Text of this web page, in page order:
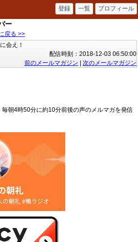
ー
戻る >>
会え！
配信時刻：2018-12-03 06:50:00
前のメールマガジン
次のメールマガジン
朝4時50分に約10分前後の声のメルマガを発信